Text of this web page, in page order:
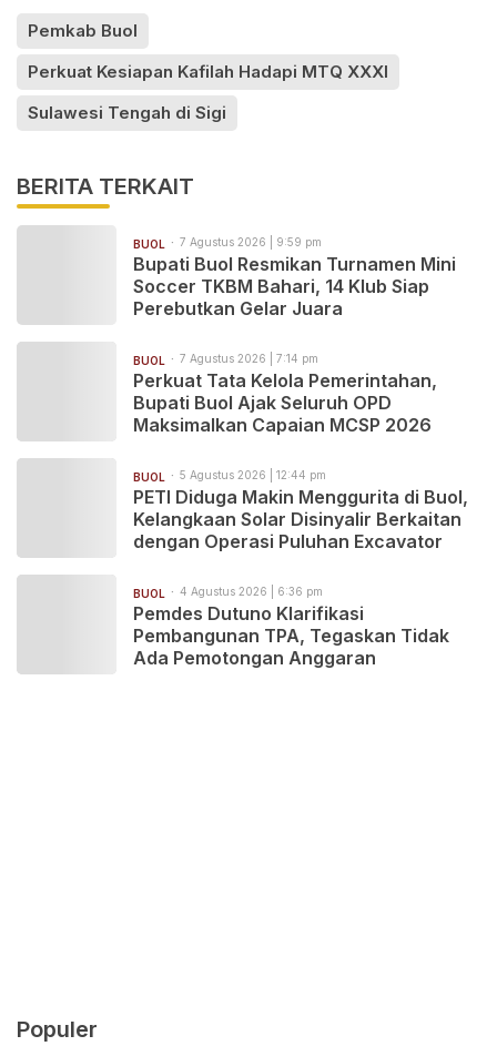
Pemkab Buol
Perkuat Kesiapan Kafilah Hadapi MTQ XXXI
Sulawesi Tengah di Sigi
BERITA TERKAIT
BUOL 7 Agustus 2026 | 9:59 pm
Bupati Buol Resmikan Turnamen Mini
Soccer TKBM Bahari, 14 Klub Siap
Perebutkan Gelar Juara
BUOL 7 Agustus 2026 | 7:14 pm
Perkuat Tata Kelola Pemerintahan,
Bupati Buol Ajak Seluruh OPD
Maksimalkan Capaian MCSP 2026
BUOL 5 Agustus 2026 | 12:44 pm
PETI Diduga Makin Menggurita di Buol,
Kelangkaan Solar Disinyalir Berkaitan
dengan Operasi Puluhan Excavator
BUOL 4 Agustus 2026 | 6:36 pm
Pemdes Dutuno Klarifikasi
Pembangunan TPA, Tegaskan Tidak
Ada Pemotongan Anggaran
Populer